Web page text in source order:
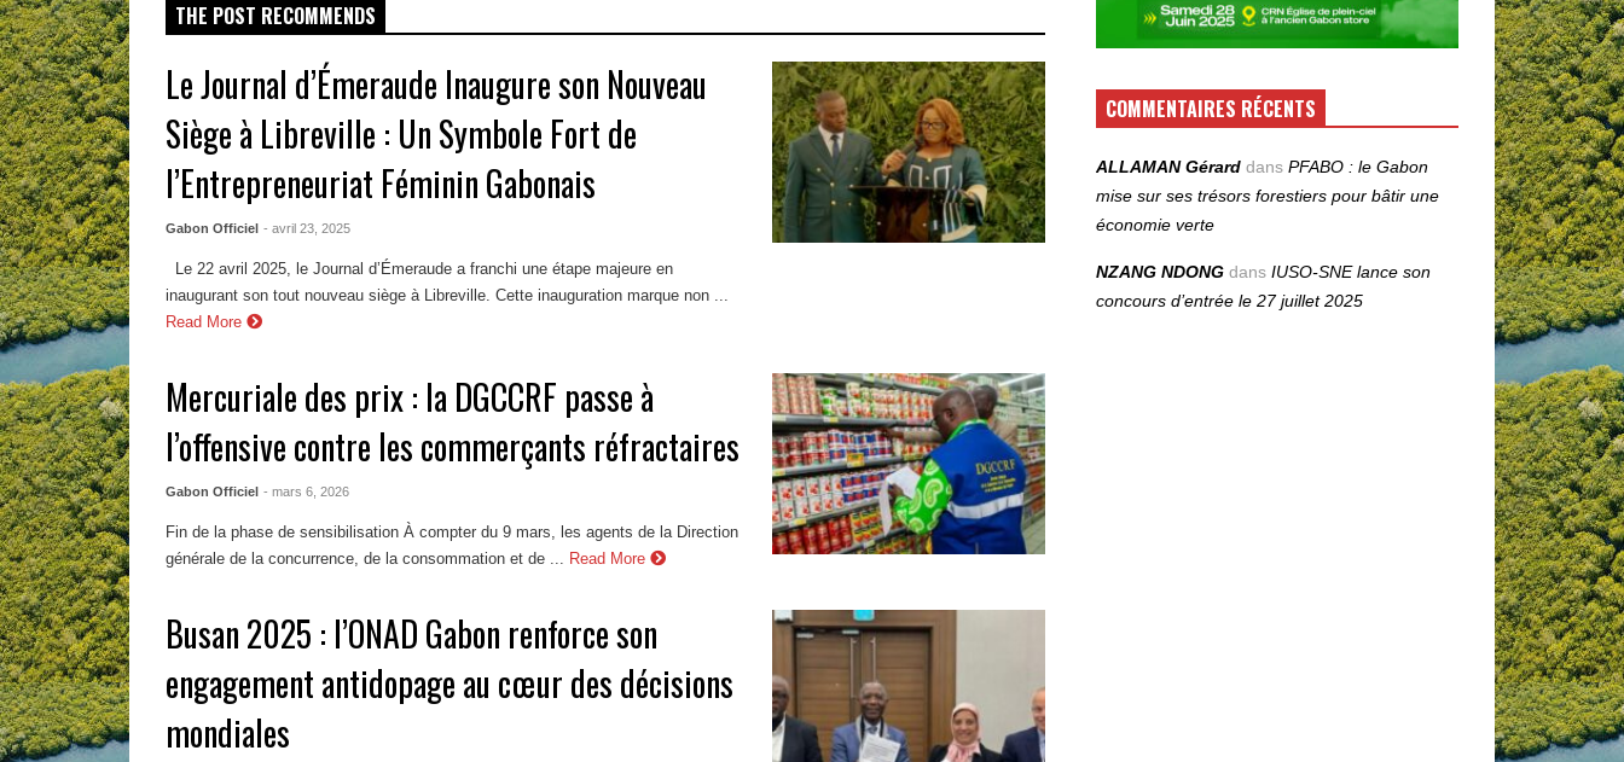
THE POST RECOMMENDS
Le Journal d’Émeraude Inaugure son Nouveau
Siège à Libreville : Un Symbole Fort de
l’Entrepreneuriat Féminin Gabonais
Gabon Officiel - avril 23, 2025
Le 22 avril 2025, le Journal d’Émeraude a franchi une étape majeure en
inaugurant son tout nouveau siège à Libreville. Cette inauguration marque non ...
Read More
Mercuriale des prix : la DGCCRF passe à
l’offensive contre les commerçants réfractaires
Gabon Officiel - mars 6, 2026
Fin de la phase de sensibilisation À compter du 9 mars, les agents de la Direction
générale de la concurrence, de la consommation et de ...
Read More
Busan 2025 : l’ONAD Gabon renforce son
engagement antidopage au cœur des décisions
mondiales
COMMENTAIRES RÉCENTS
ALLAMAN Gérard dansPFABO : le Gabon
mise sur ses trésors forestiers pour bâtir une
économie verte
NZANG NDONG dansIUSO‑SNE lance son
concours d’entrée le 27 juillet 2025